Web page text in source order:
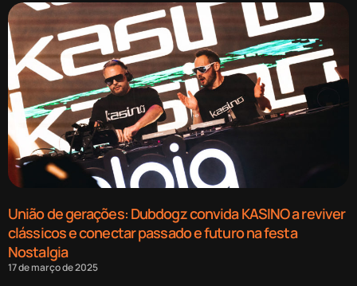
União de gerações: Dubdogz convida KASINO a reviver
clássicos e conectar passado e futuro na festa
Nostalgia
17 de março de 2025